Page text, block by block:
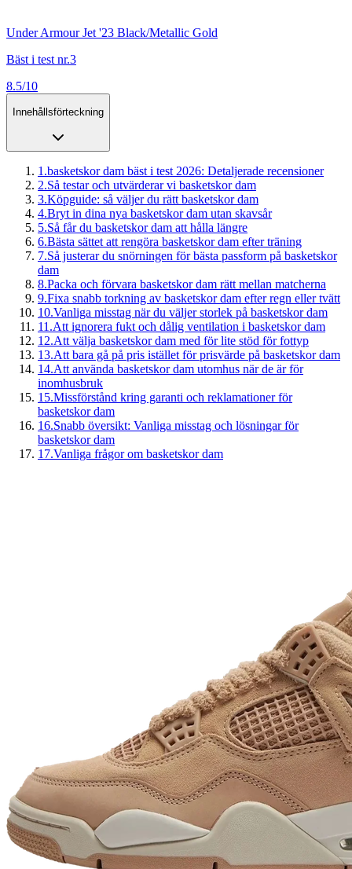
Under Armour Jet '23 Black/Metallic Gold
Bäst i test nr.3
8.5/10
Innehållsförteckning
1 .basketskor dam bäst i test 2026: Detaljerade recensioner
2.Så testar och utvärderar vi basketskor dam
3.Köpguide: så väljer du rätt basketskor dam
4.Bryt in dina nya basketskor dam utan skavsår
5.Så får du basketskor dam att hålla längre
6.Bästa sättet att rengöra basketskor dam efter träning
7.Så justerar du snörningen för bästa passform på basketskor
dam
8.Packa och förvara basketskor dam rätt mellan matcherna
9.Fixa snabb torkning av basketskor dam efter regn eller tvätt
10.Vanliga misstag när du väljer storlek på basketskor dam
11 .Att ignorera fukt och dålig ventilation i basketskor dam
12.Att välja basketskor dam med för lite stöd för fottyp
13.Att bara gå på pris istället för prisvärde på basketskor dam
14.Att använda basketskor dam utomhus när de är för
inomhusbruk
15.Missförstånd kring garanti och reklamationer för
basketskor dam
16.Snabb översikt: Vanliga misstag och lösningar för
basketskor dam
17.Vanliga frågor om basketskor dam